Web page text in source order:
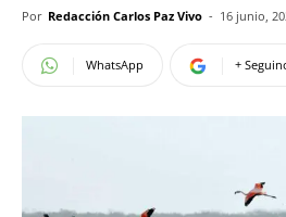
Por Redacción Carlos Paz Vivo - 16 junio,
WhatsApp +